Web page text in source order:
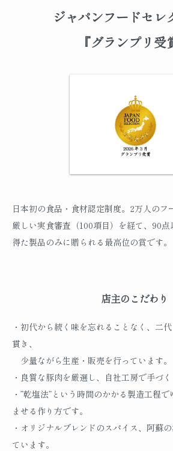
ジャパンフードセレ
『グランプリ受
日本初の食品・食材認定制度。2万人のフ
厳しい実食審査（100項目）を経て、90
得た製品のみに贈られる最高位の賞です。
店主のこだわり
・初代から続く味を忘れることなく、二
貫き、
少量ながら生産・販売を行っています。
・良質な豚肉を厳選し、自社工房で手づく
・”乾塩法”という時間のかかる製造工程
ませる作り方です。
・オリジナルブレンドのスパイス、阿蘇
ています。